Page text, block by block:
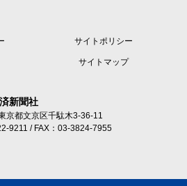
サイトポリシー
サイトマップ
新聞社
京都文京区千駄木3-36-11
9211 / FAX：03-3824-7955